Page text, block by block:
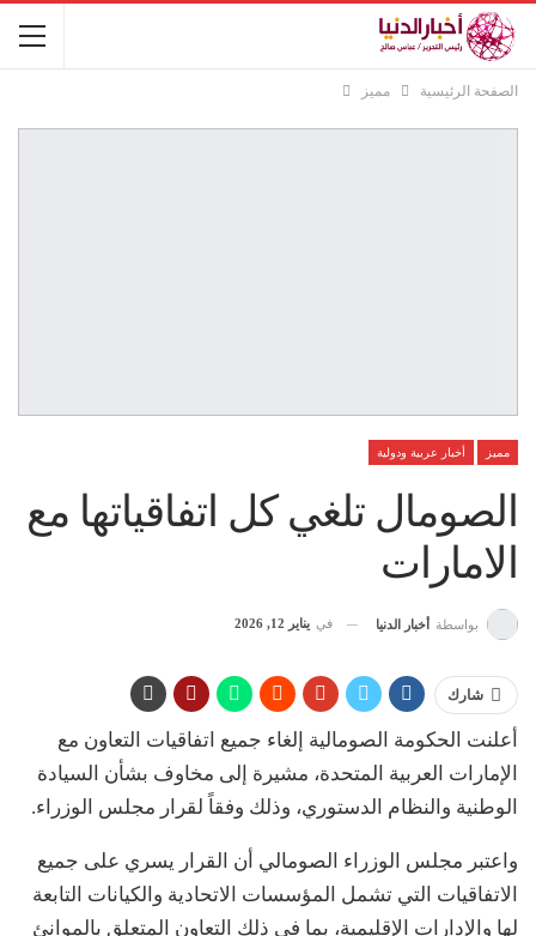
الصفحة الرئيسية مميز
مميز أخبار عربية ودولية
الصومال تلغي كل اتفاقياتها مع
الامارات
بواسطة أخبار الدنيا في يناير 12, 2026
شارك
أعلنت الحكومة الصومالية إلغاء جميع اتفاقيات التعاون مع
الإمارات العربية المتحدة، مشيرة إلى مخاوف بشأن السيادة
الوطنية والنظام الدستوري، وذلك وفقاً لقرار مجلس الوزراء.
واعتبر مجلس الوزراء الصومالي أن القرار يسري على جميع
الاتفاقيات التي تشمل المؤسسات الاتحادية والكيانات التابعة
لها والإدارات الإقليمية، بما في ذلك التعاون المتعلق بالموانئ